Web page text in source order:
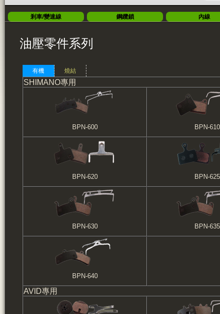
剎車/變速線 鋼纜鎖 內線
油壓零件系列
有機 燒結
SHIMANO專用
BPN-600 BPN-610
BPN-620 BPN-625
BPN-630 BPN-635
BPN-640
AVID專用